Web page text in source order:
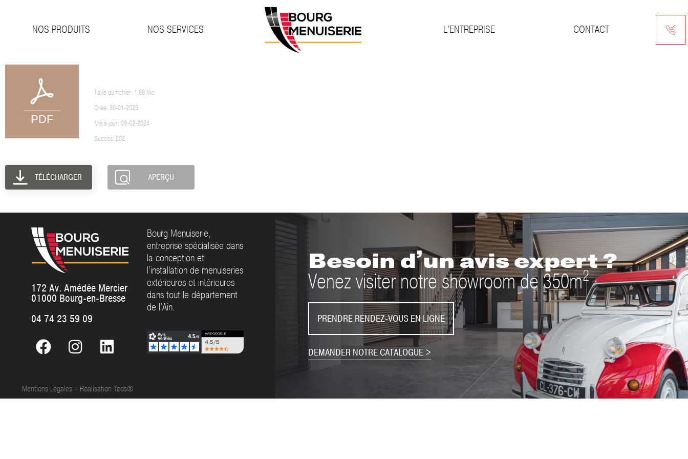
NOS PRODUITS NOS SERVICES L’ENTREPRISE CONTACT
Taille du fichier: 1.68 Mo
Créé: 30-01-2023
Mis à jour: 09-02-2024
Succès: 202
TÉLÉCHARGER APERÇU
172 Av. Amédée Mercier
01000 Bourg-en-Bresse
04 74 23 59 09
Bourg Menuiserie,
entreprise spécialisée dans
la conception et
l’installation de menuiseries
extérieures et intérieures
dans tout le département
de l’Ain.
Mentions Légales– Réalisation Teds®
Besoin d’un avis expert ?
Venez visiter notre showroom de 350m2
PRENDRE RENDEZ-VOUS EN LIGNE
DEMANDER NOTRE CATALOGUE >